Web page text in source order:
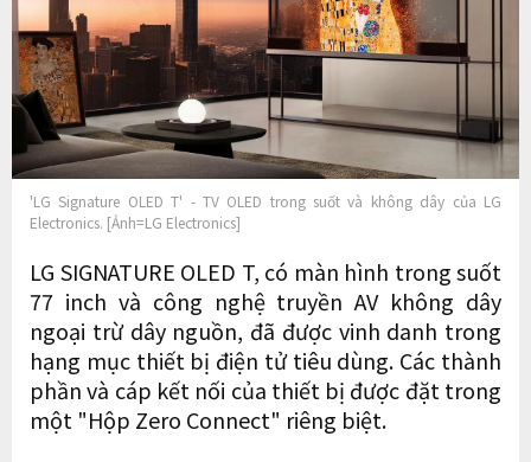
'LG Signature OLED T' - TV OLED trong suốt và không dây của LG
Electronics. [Ảnh=LG Electronics]
LG SIGNATURE OLED T, có màn hình trong suốt
77 inch và công nghệ truyền AV không dây
ngoại trừ dây nguồn, đã được vinh danh trong
hạng mục thiết bị điện tử tiêu dùng. Các thành
phần và cáp kết nối của thiết bị được đặt trong
một "Hộp Zero Connect" riêng biệt.